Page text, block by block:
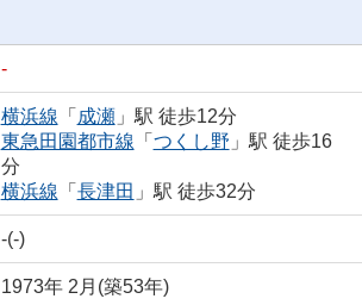
-
横浜線 「 成瀬」駅 徒歩12分
東急田園都市線 「 つくし野 」駅 徒歩16
分
横浜線 「 長津田 」駅 徒歩32分
-(-)
1973年 2月(築53年)